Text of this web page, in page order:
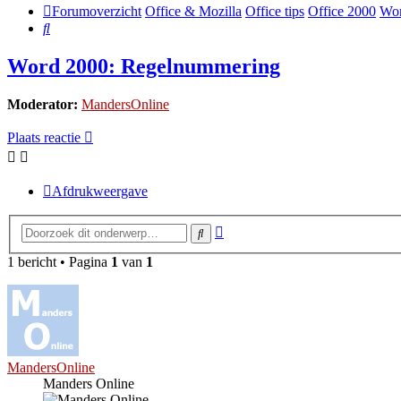
Forumoverzicht Office & Mozilla Office tips Office 2000
Zoek
Word 2000: Regelnummering
Moderator: MandersOnline
Plaats reactie
Afdrukweergave
Zoek
1 bericht • Pagina 1 van 1
MandersOnline
Manders Online